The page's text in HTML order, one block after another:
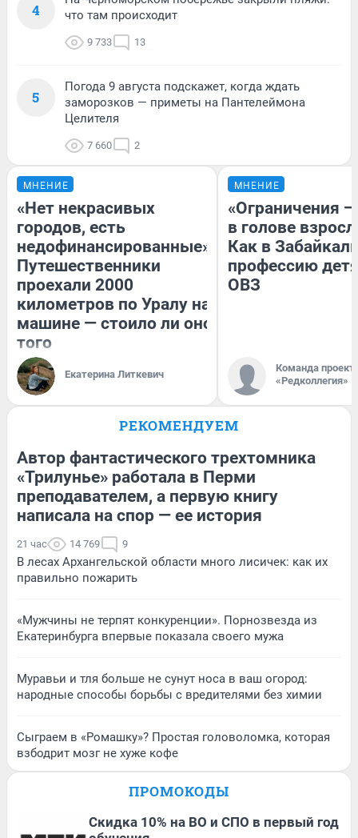
4
что там происходит
9 733 13
5
Погода 9 августа подскажет, когда ждать
заморозков — приметы на Пантелеймона
Целителя
7 660 2
МНЕНИЕ
«Нет некрасивых
городов, есть
недофинансированные».
Путешественники
проехали 2000
километров по Уралу на
машине — стоило ли оно
того
Екатерина Литкевич
МНЕНИЕ
«Ограничения
в голове
Как в
профессию
ОВЗ
Команда
«Редколлегия»
РЕКОМЕНДУЕМ
Автор фантастического трехтомника
«Трилунье» работала в Перми
преподавателем, а первую книгу
написала на спор — ее история
21 час 14 769 9
В лесах Архангельской области много лисичек: как их
правильно пожарить
«Мужчины не терпят конкуренции». Порнозвезда из
Екатеринбурга впервые показала своего мужа
Муравьи и тля больше не сунут носа в ваш огород:
народные способы борьбы с вредителями без химии
Сыграем в «Ромашку»? Простая головоломка, которая
взбодрит мозг не хуже кофе
ПРОМОКОДЫ
Скидка 10% на ВО и СПО в первый год